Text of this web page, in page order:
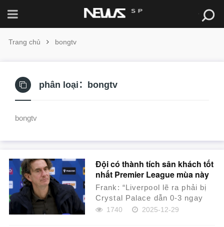
Trang chủ bongtv
phân loại： bongtv
bongtv
Đội có thành tích sân khách tốt
nhất Premier League mùa này
Frank: “Liverpool lẽ ra phải bị
Crystal Palace dẫn 0-3 ngay
trong hiệp một, vì thế họ thực
1740 2025-12-29